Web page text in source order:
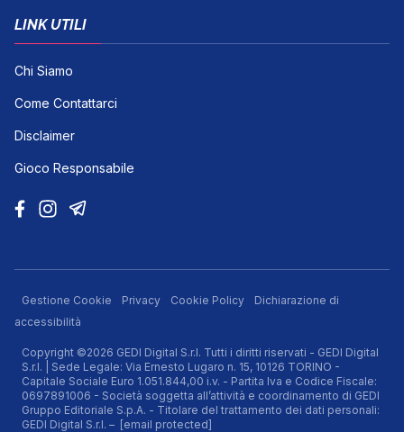
LINK UTILI
Chi Siamo
Come Contattarci
Disclaimer
Gioco Responsabile
Gestione Cookie Privacy Cookie Policy
Dichiarazione di
accessibilità
Copyright ©2026 GEDI Digital S.r.l. Tutti i diritti riservati - GEDI Digital
S.r.l. | Sede Legale: Via Ernesto Lugaro n. 15, 10126 TORINO -
Capitale Sociale Euro 1.051.844,00 i.v. - Partita Iva e Codice Fiscale:
0697891006 - Società soggetta all’attività e coordinamento di GEDI
Gruppo Editoriale S.p.A. - Titolare del trattamento dei dati personali:
GEDI Digital S.r.l. – [email protected]